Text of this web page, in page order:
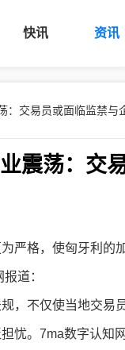
快讯 资讯
：交易员或面临监禁与
震荡：交
严格，使匈牙利的
道：
，不仅使当地交易
忧。7ma数字认知